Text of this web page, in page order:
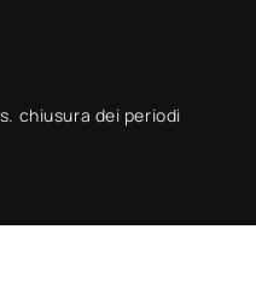
chiusura dei periodi